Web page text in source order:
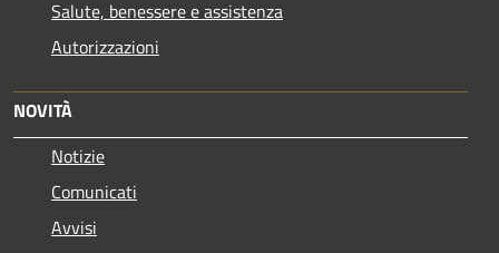
Salute, benessere e assistenza
Autorizzazioni
NOVITÀ
Notizie
Comunicati
Avvisi